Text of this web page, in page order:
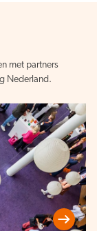
met partners
Nederland.